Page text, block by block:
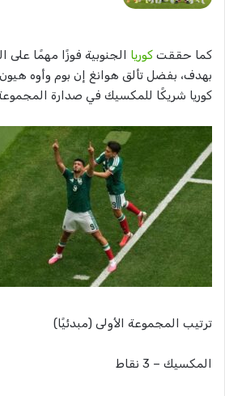
كما حققت كوريا
بهدف، بفضل تألق هوانغ إن بوم وأوه
كوريا شريكًا للمكسيك في صدارة المجموعة
ترتيب المجموعة الأولى (مبدئيًا)
المكسيك – 3 نقاط